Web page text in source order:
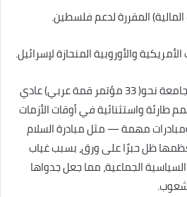
المقررة لدعم فلسطين.
والأوروبية المنحازة لإسرائيل.
وعلى مدار تاريخها، عقدت الجامعة نحو( 33 مؤتمر قمة عربي) عادي
إلى قمم طارئة واستثنائية في أوقات الأزمات
مهمة — مثل مبادرة السلام
— فإن معظمها ظل حبرًا على ورق، بسبب غياب
السياسية الجماعية، مما جعل جدواها